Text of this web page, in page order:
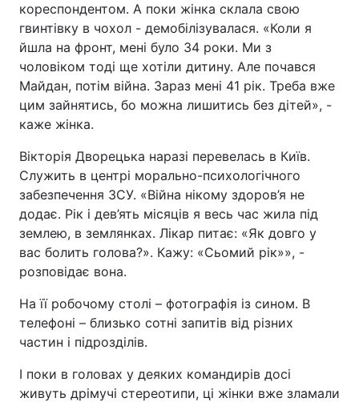
кореспондентом. А поки жінка склала свою
гвинтівку в чохол - демобілізувалася. «Коли я
йшла на фронт, мені було 34 роки. Ми з
чоловіком тоді ще хотіли дитину. Але почався
Майдан, потім війна. Зараз мені 41 рік. Треба вже
цим зайнятись, бо можна лишитись без дітей», -
каже жінка.
Вікторія Дворецька наразі перевелась в Київ.
Служить в центрі морально-психологічного
забезпечення ЗСУ. «Війна нікому здоров’я не
додає. Рік і дев’ять місяців я весь час жила під
землею, в землянках. Лікар питає: «Як довго у
вас болить голова?». Кажу: «Сьомий рік»», -
розповідає вона.
На її робочому столі – фотографія із сином. В
телефоні – близько сотні запитів від різних
частин і підрозділів.
І поки в головах у деяких командирів досі
живуть дрімучі стереотипи, ці жінки вже зламали